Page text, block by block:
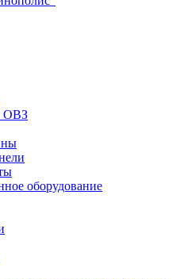
ОВЗ
оборудование